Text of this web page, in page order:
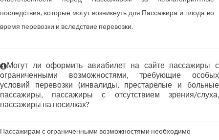
последствия, которые могут возникнуть для Пассажира и плода во
время перевозки и вследствие перевозки.
Могут ли оформить авиабилет на сайте пассажиры с
ограниченными возможностями, требующие особых
условий перевозки (инвалиды, престарелые и больные
пассажиры, пассажиры с отсутствием зрения/слуха,
пассажиры на носилках?
Пассажирам с ограниченными возможностями необходимо